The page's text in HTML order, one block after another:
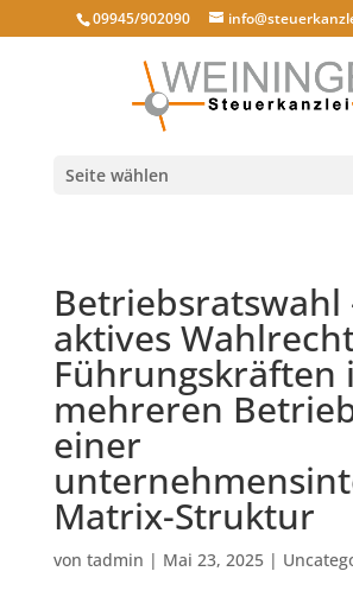
09945/902090
Seite wählen
Betriebsratswahl
aktives
Führungskräften
mehreren
einer
Matrix-Struktur
von tadmin | Mai 23, 2025|